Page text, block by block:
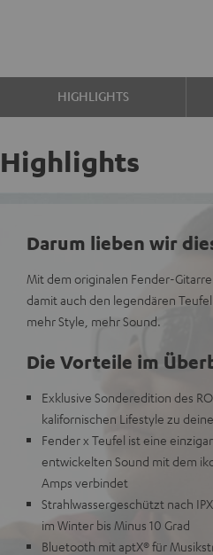
HIGHLIGHTS
Highlights
Darum lieben wir
Mit dem originalen Fender-
damit auch den legendären
mehr Style, mehr Sound.
Die Vorteile im
Exklusive Sonderedition des
kalifornischen Lifestyle zu
Fender x Teufel ist eine
entwickelten Sound mit dem
Amps verbindet
Strahlwassergeschützt nach
im Winter bis Minus 10 Grad
Bluetooth mit aptX® für